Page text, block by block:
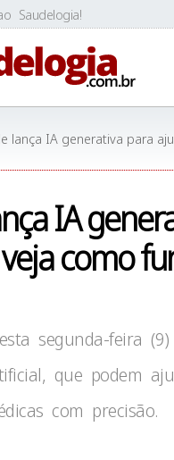
Saudelogia!
lança IA generativa para
IA
como
segunda-feira
que podem
com precisão.